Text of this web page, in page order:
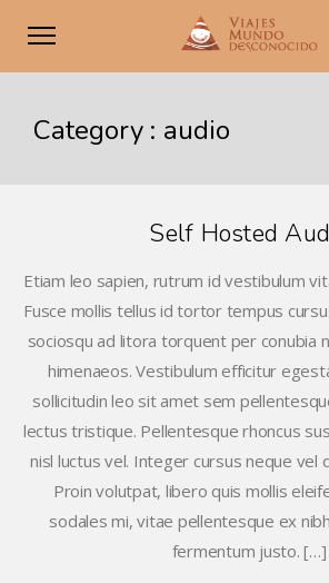
Category : audio
Self Hosted
Etiam leo sapien, rutrum id vestibulum
Fusce mollis tellus id tortor tempus
sociosqu ad litora torquent per conubia
himenaeos. Vestibulum efficitur
sollicitudin leo sit amet sem
lectus tristique. Pellentesque rhoncus
nisl luctus vel. Integer cursus neque vel
Proin volutpat, libero quis mollis
sodales mi, vitae pellentesque ex
fermentum justo. […]